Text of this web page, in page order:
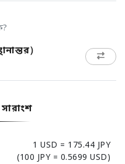
）
1 USD = 175.44 JPY
(100 JPY = 0.5699 USD)